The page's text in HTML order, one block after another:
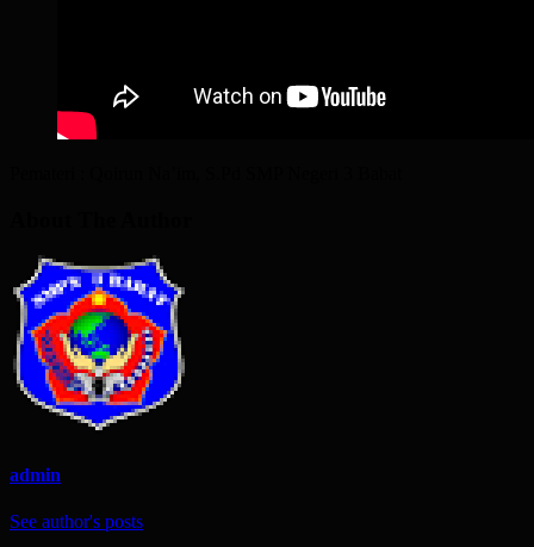
admin
See author's posts